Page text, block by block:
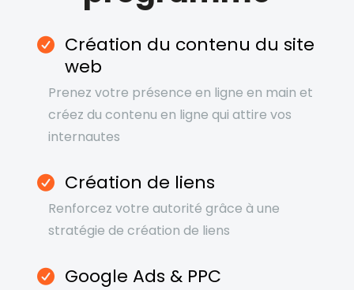
Création du contenu du site
web
Prenez votre présence en ligne en main et
créez du contenu en ligne qui attire vos
internautes
Création de liens
Renforcez votre autorité grâce à une
stratégie de création de liens
Google Ads & PPC